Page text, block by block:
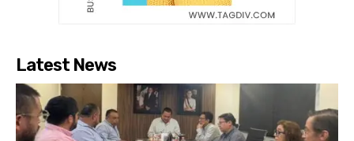
Latest News